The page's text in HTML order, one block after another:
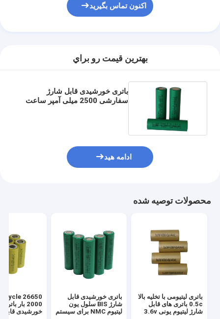
اکنون تماس بگیرید
بهترين قيمت رو براي
باتری خورشیدی قابل شارژ
سفارشی 2500 میلی آمپر ساعت
ادامه هید
محصولات توصیه شده
باتری لیتیومی با تخلیه بالا
0.5c باتری های قابل
شارژ لیتیوم یونی 3.6v
باتری خورشیدی قابل
شارژ BIS سلول یون
لیتیوم NMC برای سیستم
Cycle 26650
2000 بار باتری
خورشیدی قابل